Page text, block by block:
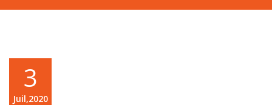
3
Juil,2020